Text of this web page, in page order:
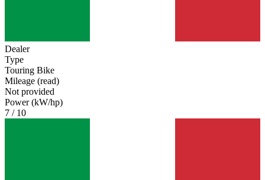
Dealer
Type
Touring Bike
Mileage (read)
Not provided
Power (kW/hp)
7 / 10